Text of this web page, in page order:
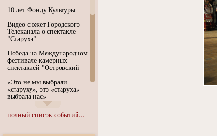
10 лет Фонду Культуры
Видео сюжет Городского
Телеканала о спектакле
"Старуха"
Победа на Международном
фестивале камерных
спектаклей "Островский
«Это не мы выбрали
«старуху», это «старуха»
выбрала нас»
Иммерсивный спектакль
"Язык чистого полета
полный список событий...